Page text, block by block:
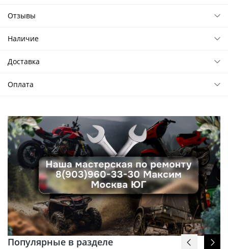
Отзывы
Наличие
Доставка
Оплата
Популярные в разделе